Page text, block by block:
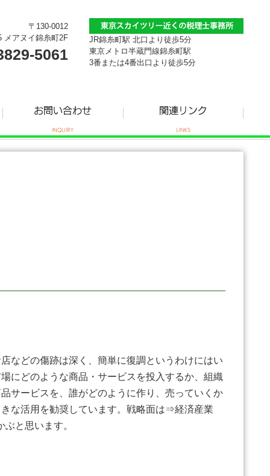
〒130-0012
メアヌイ錦糸町2F
5061
JR錦糸町駅 北口より徒歩5分
東京メトロ半蔵門線錦糸町駅
3番または4番出口より徒歩5分
などの傷跡は深く、簡単に復調というわけにはい
にどのような商品・サービスを投入するか、組織
サービスを、誰がどのように作り、売っていくか
な活用を勧奨しています。戦略面は⇒経済産業
と思います。